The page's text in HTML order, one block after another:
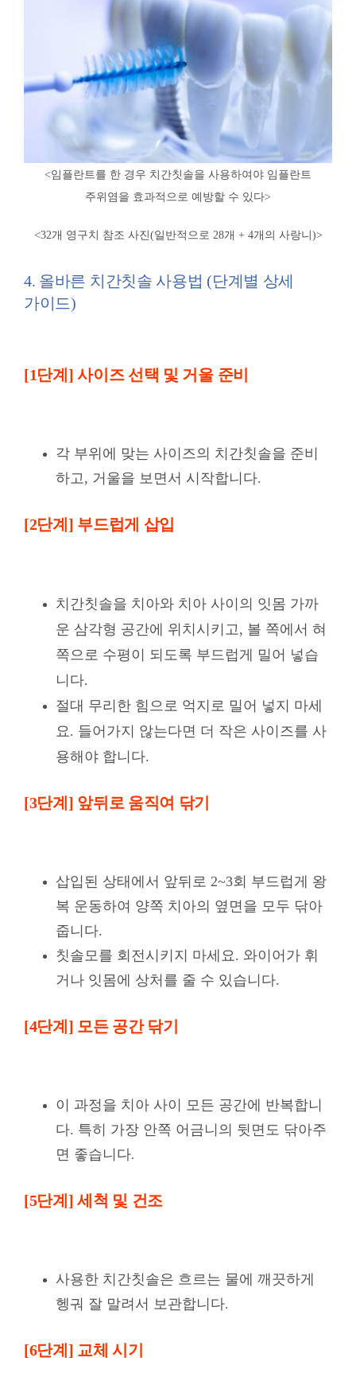
<임플란트를 한 경우 치간칫솔을 사용하여야 임플란트
주위염을 효과적으로 예방할 수 있다>
<32개 영구치 참조 사진(일반적으로 28개 + 4개의 사랑니)>
4. 올바른 치간칫솔 사용법 (단계별 상세
가이드)
[1단계] 사이즈 선택 및 거울 준비
각 부위에 맞는 사이즈의 치간칫솔을 준비
하고, 거울을 보면서 시작합니다.
[2단계] 부드럽게 삽입
치간칫솔을 치아와 치아 사이의 잇몸 가까
운 삼각형 공간에 위치시키고, 볼 쪽에서 혀
쪽으로 수평이 되도록 부드럽게 밀어 넣습
니다.
절대 무리한 힘으로 억지로 밀어 넣지 마세
요. 들어가지 않는다면 더 작은 사이즈를 사
용해야 합니다.
[3단계] 앞뒤로 움직여 닦기
삽입된 상태에서 앞뒤로 2~3회 부드럽게 왕
복 운동하여 양쪽 치아의 옆면을 모두 닦아
줍니다.
칫솔모를 회전시키지 마세요. 와이어가 휘
거나 잇몸에 상처를 줄 수 있습니다.
[4단계] 모든 공간 닦기
이 과정을 치아 사이 모든 공간에 반복합니
다. 특히 가장 안쪽 어금니의 뒷면도 닦아주
면 좋습니다.
[5단계] 세척 및 건조
사용한 치간칫솔은 흐르는 물에 깨끗하게
헹궈 잘 말려서 보관합니다.
[6단계] 교체 시기